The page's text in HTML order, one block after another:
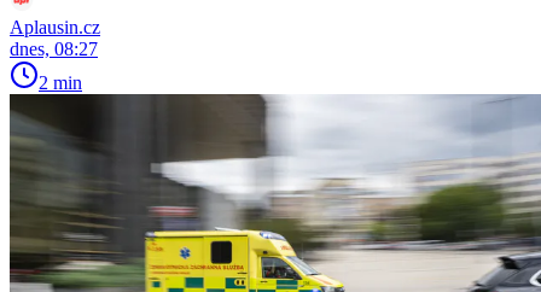
Aplausin.cz
dnes, 08:27
2 min